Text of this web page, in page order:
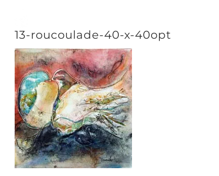
contenu
DÉCOUVRIR
VENIR
NOUS SUIVRE
13-roucoulade-40-x-40opt